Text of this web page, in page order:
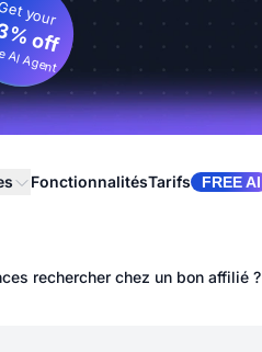
your
off
AI Agent
FonctionnalitésTarifs FREE AI
rechercher chez un bon affilié ?